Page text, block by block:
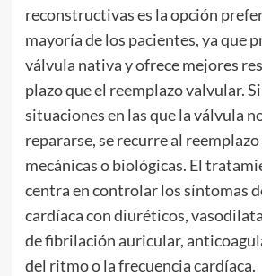
reconstructivas es la opción
mayoría de los pacientes, ya que
válvula nativa y ofrece mejores
plazo que el reemplazo valvular.
situaciones en las que la válvula
repararse, se recurre al
mecánicas o biológicas. El
centra en controlar los síntomas
cardíaca con diuréticos,
de fibrilación auricular,
del ritmo o la frecuencia cardíaca.